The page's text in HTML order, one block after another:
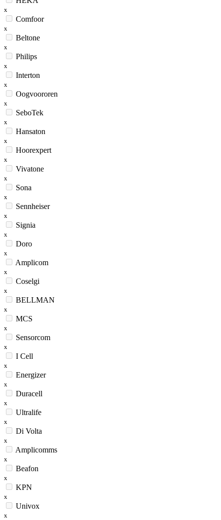
x
Comfoor
x
Beltone
x
Philips
x
Interton
x
Oogvoororen
x
SeboTek
x
Hansaton
x
Hoorexpert
x
Vivatone
x
Sona
x
Sennheiser
x
Signia
x
Doro
x
Amplicom
x
Coselgi
x
BELLMAN
x
MCS
x
Sensorcom
x
I Cell
x
Energizer
x
Duracell
x
Ultralife
x
Di Volta
x
Amplicomms
x
Beafon
x
KPN
x
Univox
x